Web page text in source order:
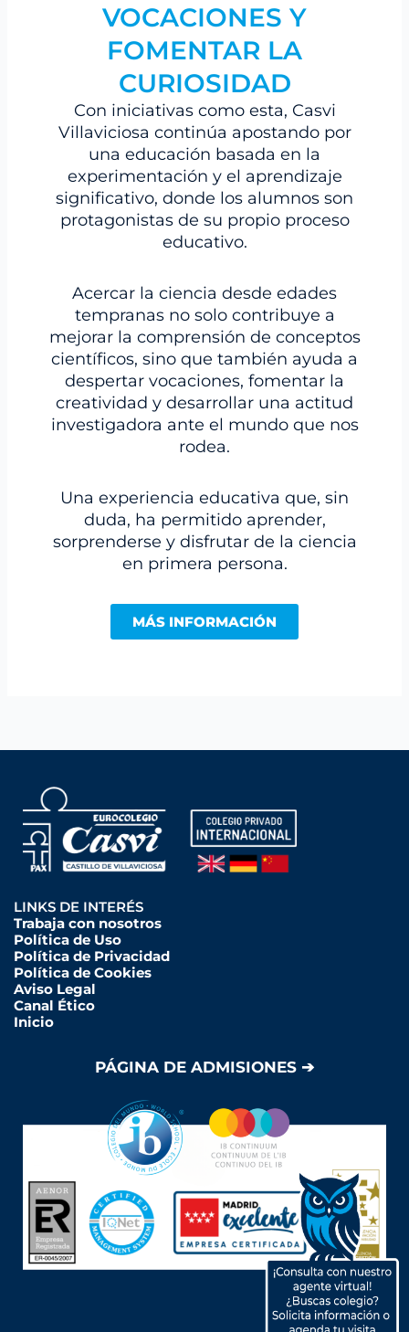
VOCACIONES Y
FOMENTAR LA
CURIOSIDAD
Con iniciativas como esta, Casvi
Villaviciosa continúa apostando por
una educación basada en la
experimentación y el aprendizaje
significativo, donde los alumnos son
protagonistas de su propio proceso
educativo.
Acercar la ciencia desde edades
tempranas no solo contribuye a
mejorar la comprensión de conceptos
científicos, sino que también ayuda a
despertar vocaciones, fomentar la
creatividad y desarrollar una actitud
investigadora ante el mundo que nos
rodea.
Una experiencia educativa que, sin
duda, ha permitido aprender,
sorprenderse y disfrutar de la ciencia
en primera persona.
MÁS INFORMACIÓN
LINKS DE INTERÉS
Trabaja con nosotros
Política de Uso
Política de Privacidad
Política de Cookies
Aviso Legal
Canal Ético
Inicio
PÁGINA DE ADMISIONES ➔